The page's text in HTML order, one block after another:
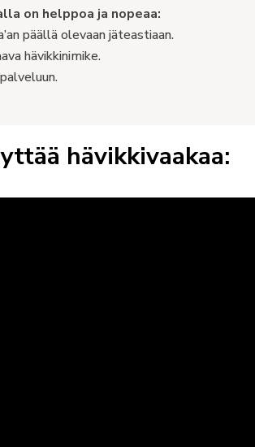
on helppoa ja nopeaa:
päällä olevaan jäteastiaan.
hävikkinimike.
hävikkivaakaa: